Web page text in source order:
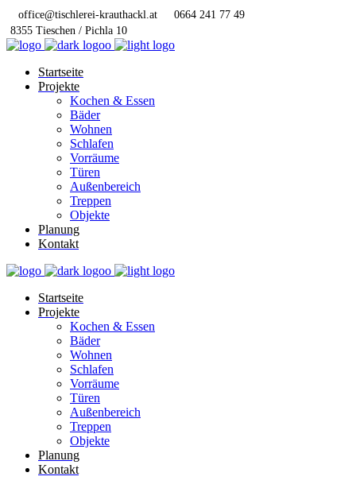
office@tischlerei-krauthackl.at
0664 241 77 49
8355 Tieschen / Pichla 10
Startseite
Projekte
Kochen & Essen
Bäder
Wohnen
Schlafen
Vorräume
Türen
Außenbereich
Treppen
Objekte
Planung
Kontakt
Startseite
Projekte
Kochen & Essen
Bäder
Wohnen
Schlafen
Vorräume
Türen
Außenbereich
Treppen
Objekte
Planung
Kontakt